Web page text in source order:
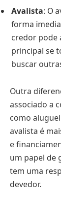
Avalista: O
forma
credor pode
principal se
buscar
Outra
associado a
como
avalista é
e
um papel de
tem uma
devedor.